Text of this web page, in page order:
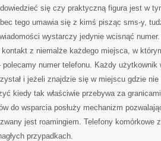
się czy praktyczną figura jest w
tego umawia się z kimś pisząc sms-y,
wystarczy jedynie wcisnąć
kontakt z niemalże każdego miejsca, w
numer telefonu. Każdy użytkownik
i jeżeli znajdzie się w miejscu gdzie
kiedy tak właściwie przebywa za
do wsparcia posłuży mechanizm
jest roamingiem. Telefony komórkowe
przypadkach.